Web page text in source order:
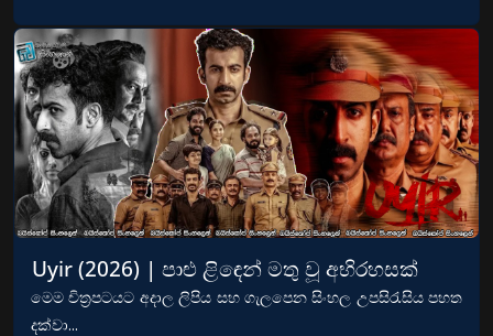
Uyir (2026) | පාළු ළිඳෙන් මතු වූ අභිරහසක්
මෙම චිත්‍රපටයට අදාල ලිපිය සහ ගැලපෙන සිංහල උපසිරැසිය පහත
දක්වා...